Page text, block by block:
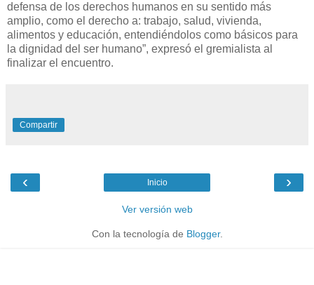
defensa de los derechos humanos en su sentido más
amplio, como el derecho a: trabajo, salud, vivienda,
alimentos y educación, entendiéndolos como básicos para
la dignidad del ser humano”, expresó el gremialista al
finalizar el encuentro.
Compartir
‹ ›
Inicio
Ver versión web
Con la tecnología de Blogger.